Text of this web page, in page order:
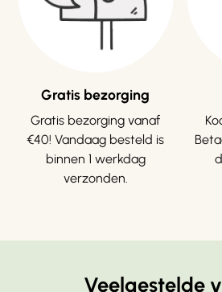
Gratis bezorging
Gratis bezorging vanaf
€40! Vandaag besteld is
binnen 1 werkdag
verzonden.
Veelgestelde